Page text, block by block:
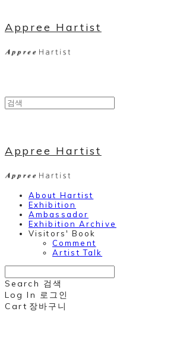
Appree Hartist
Appree Hartist
About Hartist
Exhibition
Ambassador
Exhibition Archive
Visitors' Book
Comment
Artist Talk
Search 검색
Log In 로그인
Cart 장바구니